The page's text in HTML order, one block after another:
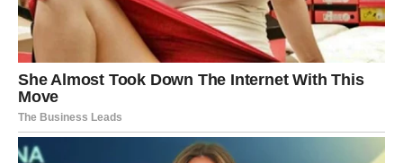
Ono što je dugo bilo blokirano sada konačno dolazi na
svoje mjesto.
Sudbina vam vraća ono što zaslužujete
Pred vama su veoma snažni i uspješni trenuci.